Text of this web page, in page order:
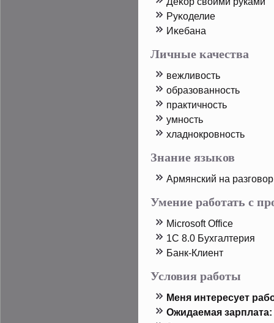
Руκоделие
Иκебана
Личные качества
вежливость
образованность
практичность
умность
хладнοкрοвность
Знание языков
Армянский на
Умение работать с
Microsoft Office
1C 8.0 Бухгалтерия
Банк-Клиент
Условия работы
Меня интересует
Ожидаемая зарплата: